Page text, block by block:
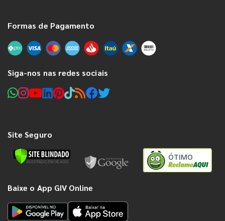
Formas de Pagamento
Siga-nos nas redes sociais
Site Seguro
ÓTIMO
Baixe o App GIV Online